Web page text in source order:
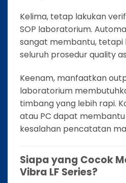
Kelima, tetap lakukan
SOP laboratorium.
sangat membantu, tetapi
seluruh prosedur quality
Keenam, manfaatkan
laboratorium
timbang yang lebih rapi.
atau PC dapat
kesalahan pencatatan
Siapa yang Cocok
Vibra LF Series?